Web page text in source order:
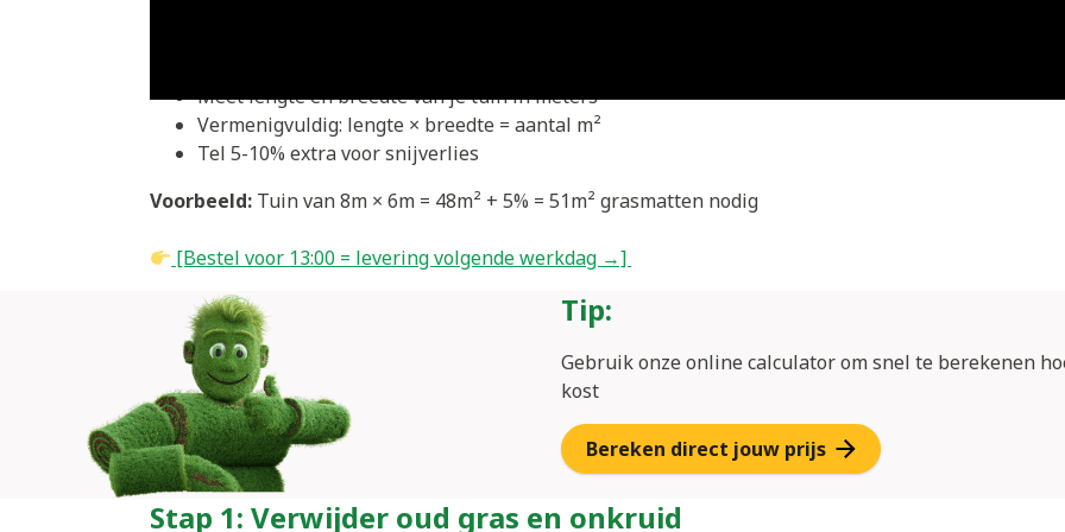
Meet lengte en breedte van je tuin in meters
Vermenigvuldig: lengte × breedte = aantal m²
Tel 5-10% extra voor snijverlies
Voorbeeld: Tuin van 8m × 6m = 48m² + 5% = 51m² grasmatten nodig
[Bestel voor 13:00 = levering volgende werkdag →]
Tip:
Gebruik onze online calculator om snel te berekenen
kost
Bereken direct jouw prijs
Stap 1: Verwijder oud gras en onkruid